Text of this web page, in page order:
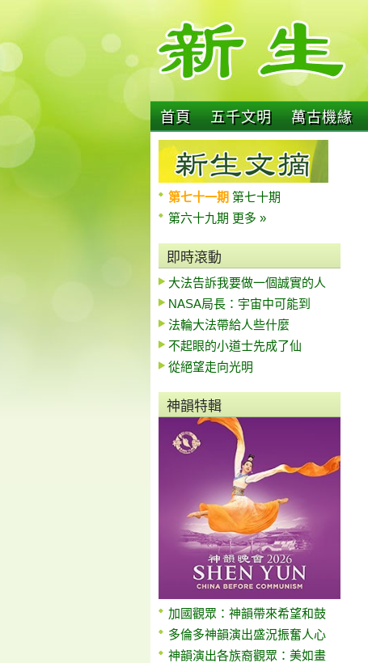
首頁 五千文明 萬古機緣
第七十一期 第七十期
第六十九期 更多 »
即時滾動
大法告訴我要做一個誠實的人
NASA局長：宇宙中可能到
法輪大法帶給人些什麼
不起眼的小道士先成了仙
從絕望走向光明
神韻特輯
加國觀眾：神韻帶來希望和鼓
多倫多神韻演出盛況振奮人心
神韻演出各族裔觀眾：美如畫